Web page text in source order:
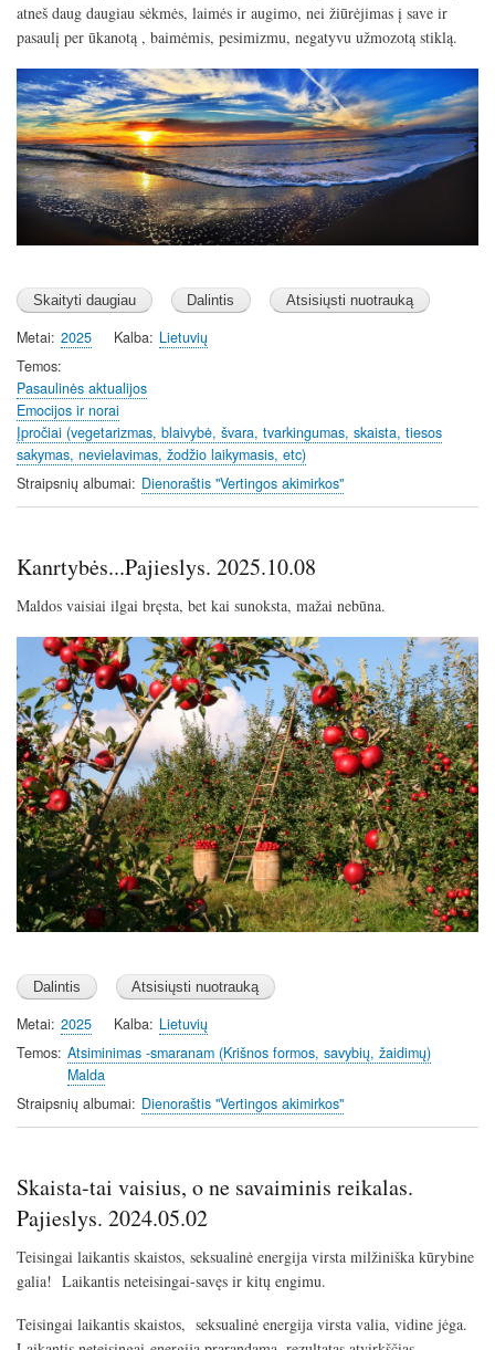
atneš daug daugiau sėkmės, laimės ir augimo, nei žiūrėjimas į save ir
pasaulį per ūkanotą , baimėmis, pesimizmu, negatyvu užmozotą stiklą.
Image
Metai 2025 Kalba Lietuvių
Temos
Pasaulinės aktualijos
Emocijos ir norai
Įpročiai (vegetarizmas, blaivybė, švara, tvarkingumas, skaista, tiesos
sakymas, nevielavimas, žodžio laikymasis, etc)
Straipsnių albumai
Dienoraštis "Vertingos akimirkos"
Kanrtybės...Pajieslys. 2025.10.08
Maldos vaisiai ilgai bręsta, bet kai sunoksta, mažai nebūna.
Image
Metai 2025 Kalba Lietuvių
Temos Atsiminimas -smaranam (Krišnos formos, savybių, žaidimų)
Malda
Straipsnių albumai
Dienoraštis "Vertingos akimirkos"
Skaista-tai vaisius, o ne savaiminis reikalas.
Pajieslys. 2024.05.02
Teisingai laikantis skaistos, seksualinė energija virsta milžiniška kūrybine
galia! Laikantis neteisingai-savęs ir kitų engimu.
Teisingai laikantis skaistos, seksualinė energija virsta valia, vidine jėga.